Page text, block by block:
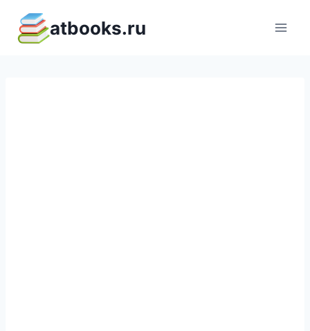
содержимому
atbooks.ru